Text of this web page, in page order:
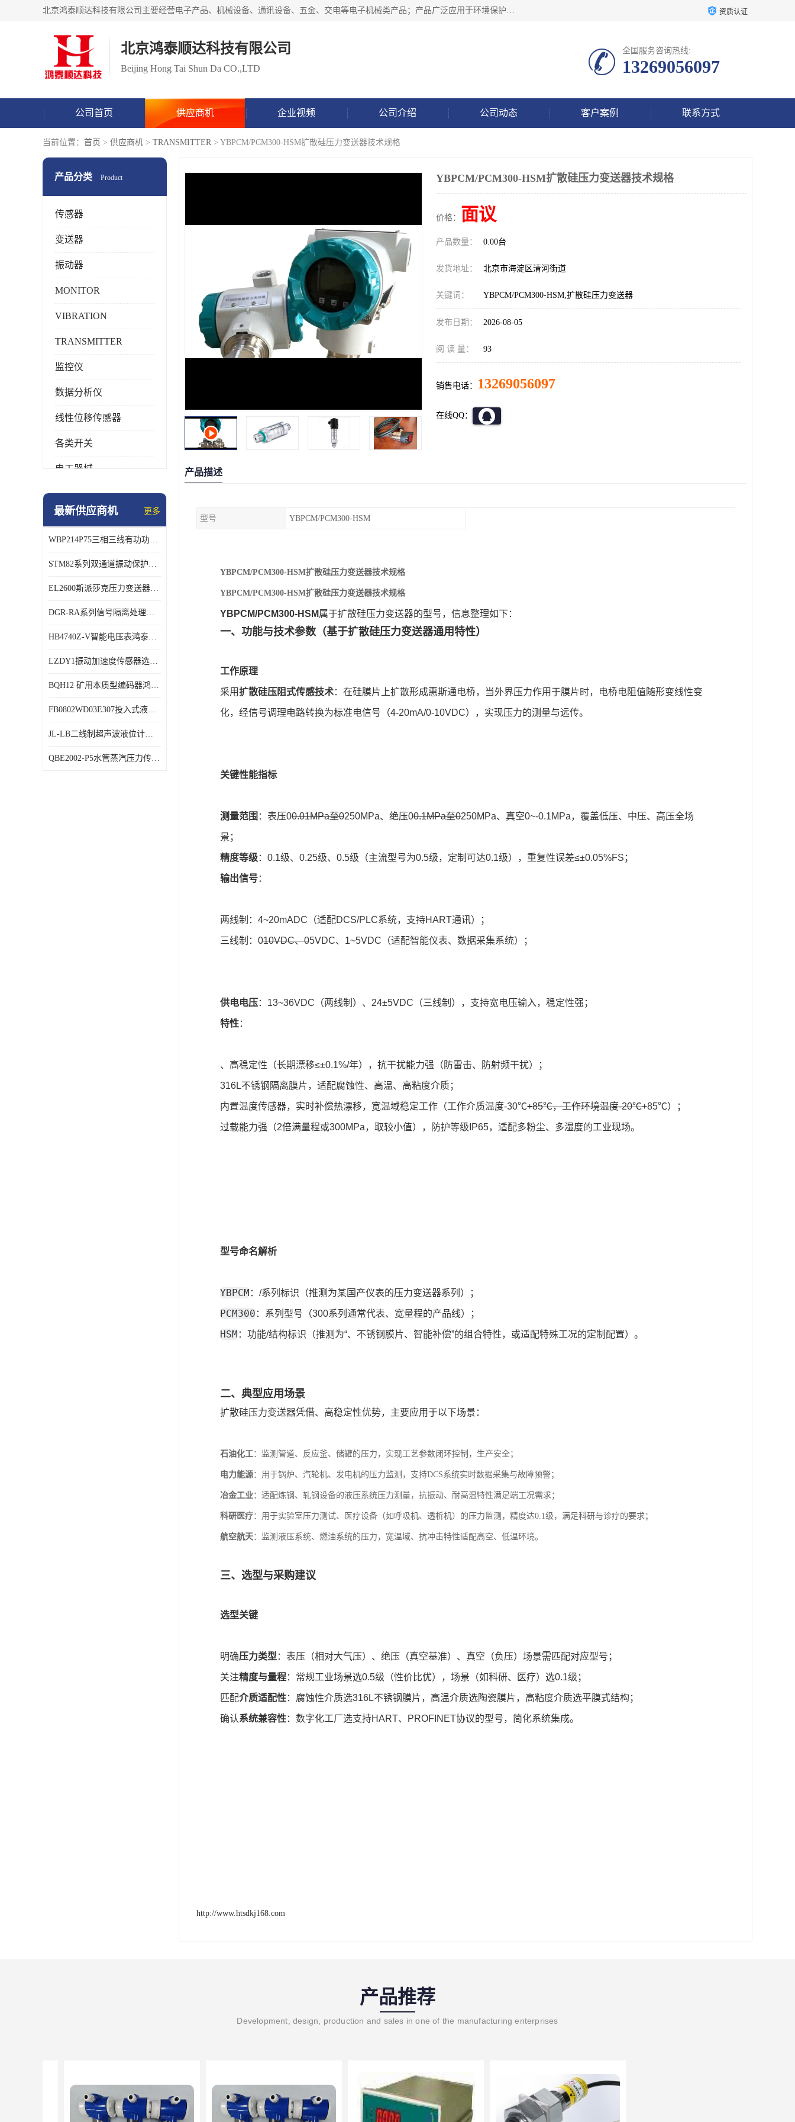
北京鸿泰顺达科技有限公司主要经营电子产品、机械设备、通讯设备、五金、交电等电子机械类产品；产品广泛应用于环境保护、石油化工、电力电子、冶金建筑、煤炭、农业、卫生防疫、教育科研等行业。并成功的与各地环境监测站、污水处理厂、卷烟厂、电厂、高校、科学院所、卫生防疫部门、煤矿、石化厂等用户建立了密切的合作关系。 资质认证
北京鸿泰顺达科技有限公司
Beijing Hong Tai Shun Da CO.,LTD
全国服务咨询热线:
13269056097
公司首页 供应商机 企业视频 公司介绍 公司动态 客户案例 联系方式
当前位置： 首页 > 供应商机 > TRANSMITTER > YBPCM/PCM300-HSM扩散硅压力变送器技术规格
产品分类 Product
传感器
变送器
振动器
MONITOR
VIBRATION
TRANSMITTER
监控仪
数据分析仪
线性位移传感器
各类开关
电工器械
模块化产品
特殊用处传感器
特殊用途变送器
最新供应商机 更多
WBP214P75三相三线有功功率传感器鸿泰顺达产品稳定性好
STM82系列双通道振动保护表鸿泰产品技术规格
EL2600斯派莎克压力变送器技术规格
DGR-RA系列信号隔离处理器鸿泰产品技术规格
HB4740Z-V智能电压表鸿泰产品外形美观大方
LZDY1振动加速度传感器选型资料
BQH12 矿用本质型编码器鸿泰产品实物展示
FB0802WD03E307投入式液位计鸿泰产品选型参数
JL-LB二线制超声波液位计鸿泰产品外形美观大方
QBE2002-P5水管蒸汽压力传感器西门子产品技术规格
YBPCM/PCM300-HSM扩散硅压力变送器技术规格
价格： 面议
产品数量： 0.00台
发货地址： 北京市海淀区清河街道
关键词： YBPCM/PCM300-HSM,扩散硅压力变送器
发布日期： 2026-08-05
阅 读 量： 93
销售电话： 13269056097
在线QQ：
产品描述
型号 YBPCM/PCM300-HSM
YBPCM/PCM300-HSM扩散硅压力变送器技术规格
YBPCM/PCM300-HSM扩散硅压力变送器技术规格
YBPCM/PCM300-HSM属于扩散硅压力变送器的型号，信息整理如下：
一、功能与技术参数（基于扩散硅压力变送器通用特性）
工作原理
采用扩散硅压阻式传感技术：在硅膜片上扩散形成惠斯通电桥，当外界压力作用于膜片时，电桥电阻值随形变线性变
化，经信号调理电路转换为标准电信号（4-20mA/0-10VDC），实现压力的测量与远传。
关键性能指标
测量范围 ：表压00.01MPa至0250MPa、绝压00.1MPa至0250MPa、真空0~-0.1MPa，覆盖低压、中压、高压全场
景；
精度等级：0.1级、0.25级、0.5级（主流型号为0.5级，定制可达0.1级），重复性误差≤±0.05%FS；
输出信号：
两线制：4~20mADC（适配DCS/PLC系统，支持HART通讯）；
三线制：010VDC、05VDC、1~5VDC（适配智能仪表、数据采集系统）；
供电电压：13~36VDC（两线制）、24±5VDC（三线制），支持宽电压输入，稳定性强；
特性：
、高稳定性（长期漂移≤±0.1%/年），抗干扰能力强（防雷击、防射频干扰）；
316L不锈钢隔离膜片，适配腐蚀性、高温、高粘度介质；
内置温度传感器，实时补偿热漂移，宽温域稳定工作（工作介质温度-30℃+85℃，工作环境温度-20℃+85℃）；
过载能力强（2倍满量程或300MPa，取较小值），防护等级IP65，适配多粉尘、多湿度的工业现场。
型号命名解析
YBPCM ：/系列标识（推测为某国产仪表的压力变送器系列）；
PCM300 ：系列型号（300系列通常代表、宽量程的产品线）；
HSM ：功能/结构标识（推测为“、不锈钢膜片、智能补偿”的组合特性，或适配特殊工况的定制配置）。
二、典型应用场景
扩散硅压力变送器凭借、高稳定性优势，主要应用于以下场景：
石油化工：监测管道、反应釜、储罐的压力，实现工艺参数闭环控制，生产安全；
电力能源：用于锅炉、汽轮机、发电机的压力监测，支持DCS系统实时数据采集与故障预警；
冶金工业：适配炼钢、轧钢设备的液压系统压力测量，抗振动、耐高温特性满足端工况需求；
科研医疗：用于实验室压力测试、医疗设备（如呼吸机、透析机）的压力监测，精度达0.1级，满足科研与诊疗的要求；
航空航天：监测液压系统、燃油系统的压力，宽温域、抗冲击特性适配高空、低温环境。
三、选型与采购建议
选型关键
明确压力类型 ：表压（相对大气压）、绝压（真空基准）、真空（负压）场景需匹配对应型号；
关注精度与量程：常规工业场景选0.5级（性价比优），场景（如科研、医疗）选0.1级；
匹配介质适配性：腐蚀性介质选316L不锈钢膜片，高温介质选陶瓷膜片，高粘度介质选平膜式结构；
确认系统兼容性：数字化工厂选支持HART、PROFINET协议的型号，简化系统集成。
http://www.htsdkj168.com
产品推荐
Development, design, production and sales in one of the manufacturing enterprises